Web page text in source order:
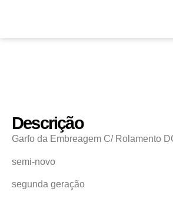
Descrição
Garfo da Embreagem C/ Rolamento
semi-novo
segunda geração